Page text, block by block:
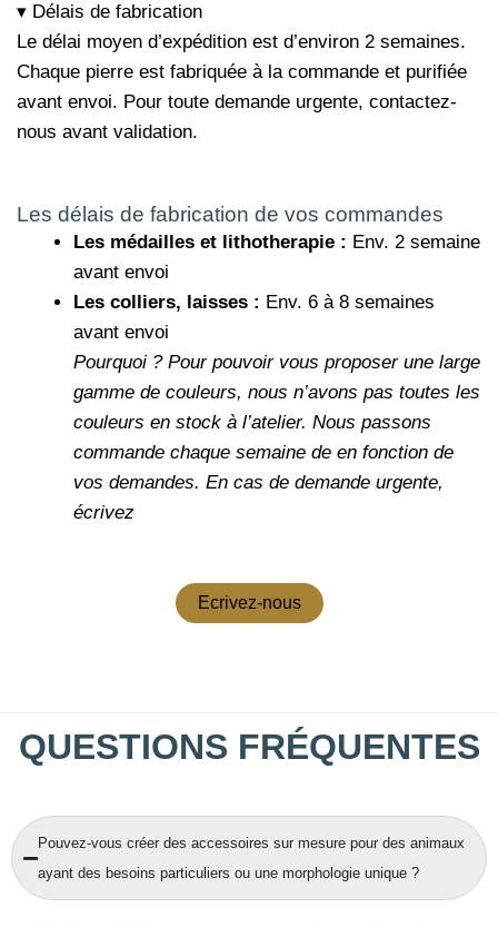
▾ Délais de fabrication
Le délai moyen d’expédition est d’environ 2 semaines.
Chaque pierre est fabriquée à la commande et purifiée
avant envoi. Pour toute demande urgente, contactez-
nous avant validation.
Les délais de fabrication de vos commandes
Les médailles et lithotherapie : Env. 2 semaine
avant envoi
Les colliers, laisses : Env. 6 à 8 semaines
avant envoi
Pourquoi ? Pour pouvoir vous proposer une large
gamme de couleurs, nous n’avons pas toutes les
couleurs en stock à l’atelier. Nous passons
commande chaque semaine de en fonction de
vos demandes. En cas de demande urgente,
écrivez
Ecrivez-nous
QUESTIONS FRÉQUENTES
Pouvez-vous créer des accessoires sur mesure pour des animaux
ayant des besoins particuliers ou une morphologie unique ?